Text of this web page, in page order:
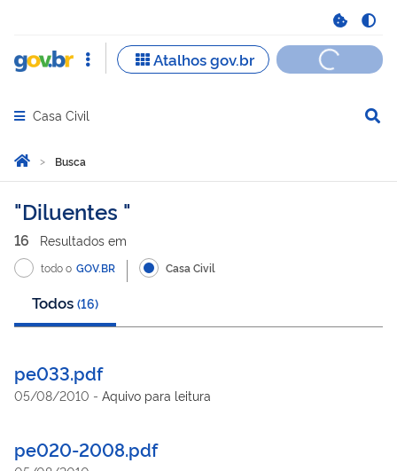
Abrir menu principal de navegação
Casa Civil
Você está aqui:
Página Inicial
Busca
Busca
Diluentes
16 Resultados em
todo o GOV.BR Casa Civil
Todos (16)
pe033.pdf
05/08/2010 - Aquivo para leitura
pe020-2008.pdf